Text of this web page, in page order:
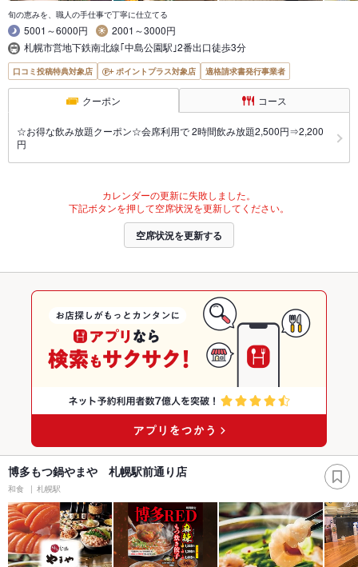
旬の恵みを、職人の手仕事で丁寧に仕立てる
5001～6000円
2001～3000円
札幌市営地下鉄南北線｢中島公園駅｣2番出口徒歩3分
口コミ投稿特典対象店 ポイントプラス対象店 適格請求書発行事業者
クーポン コース
☆お得な飲み放題クーポン☆会席利用で 2時間飲み放題2,500円⇒2,200
円
カレンダーの更新に失敗しました。
下記ボタンを押して空席状況を更新してください。
空席状況を更新する
博多もつ鍋やまや 札幌駅前通り店
和食 札幌駅